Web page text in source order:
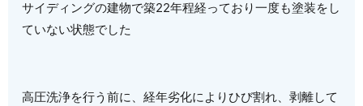
サイディングの建物で築22年程経っており一度も塗装をし
ていない状態でした
高圧洗浄を行う前に、経年劣化によりひび割れ、剥離して